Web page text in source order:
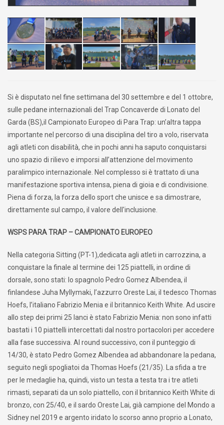
Si è disputato nel fine settimana del 30 settembre e del 1 ottobre,
sulle pedane internazionali del Trap Concaverde di Lonato del
Garda (BS),il Campionato Europeo di Para Trap: un’altra tappa
importante nel percorso di una disciplina del tiro a volo, riservata
agli atleti con disabilità, che in pochi anni ha saputo conquistarsi
uno spazio di rilievo e imporsi all’attenzione del movimento
paralimpico internazionale. Nel complesso si è trattato di una
manifestazione sportiva intensa, piena di gioia e di condivisione.
Piena di forza, la forza dello sport che unisce e sa dimostrare,
direttamente sul campo, il valore dell'inclusione.
WSPS PARA TRAP – CAMPIONATO EUROPEO
Nella categoria Sitting (PT-1),dedicata agli atleti in carrozzina, a
conquistare la finale al termine dei 125 piattelli, in ordine di
dorsale, sono stati: lo spagnolo Pedro Gomez Albendea, il
finlandese Juha Myllymaki, l’azzurro Oreste Lai, il tedesco Thomas
Hoefs, l’italiano Fabrizio Menia e il britannico Keith White. Ad uscire
allo step dei primi 25 lanci è stato Fabrizio Menia: non sono infatti
bastati i 10 piattelli intercettati dal nostro portacolori per accedere
alla fase successiva. Al round successivo, con il punteggio di
14/30, è stato Pedro Gomez Albendea ad abbandonare la pedana,
seguito negli spogliatoi da Thomas Hoefs (21/35). La sfida a tre
per le medaglie ha, quindi, visto un testa a testa tra i tre atleti
rimasti, separati da un solo piattello, con il britannico Keith White di
bronzo, con 25/40, e il sardo Oreste Lai, già campione del Mondo a
Sidney nel 2019 e argento iridato lo scorso anno proprio a Lonato,